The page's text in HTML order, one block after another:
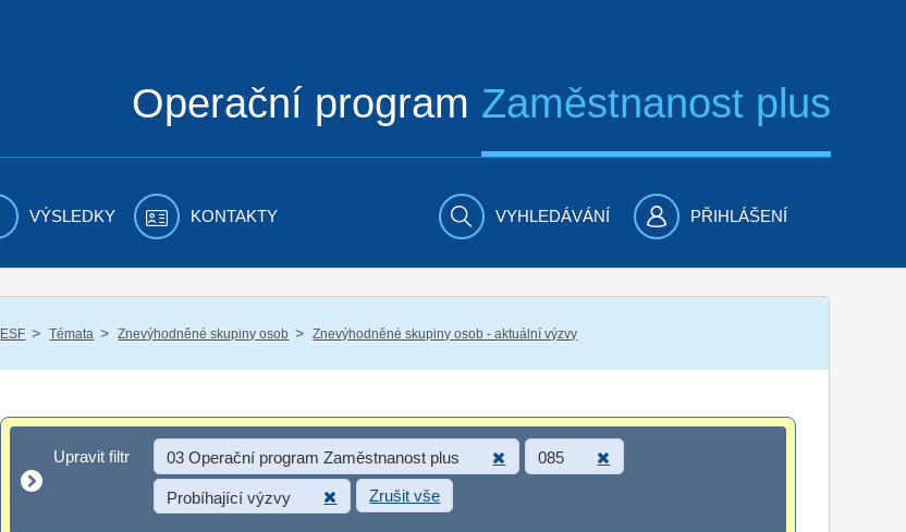
Operační program Zaměstnanost plus
VÝSLEDKY KONTAKTY VYHLEDÁVÁNÍ PŘIHLÁŠENÍ
ESF / Témata / Znevýhodněné skupiny osob / Znevýhodněné skupiny osob - aktuální výzvy
Upravit filtr
Upravit filtr 03 Operační program Zaměstnanost plus 085
Probíhající výzvy Zrušit vše